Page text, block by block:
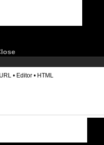
URL • Editor • HTML